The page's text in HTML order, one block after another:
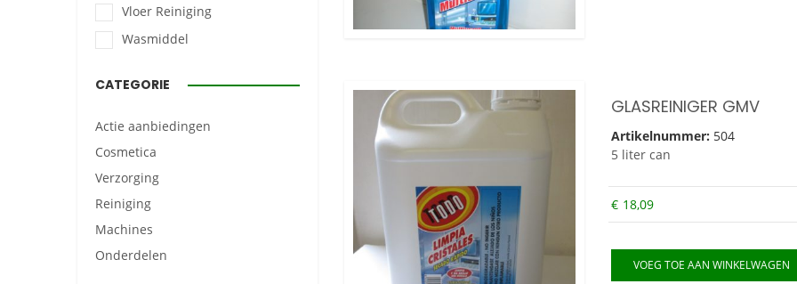
Vloer Reiniging
Wasmiddel
CATEGORIE
Actie aanbiedingen
Cosmetica
Verzorging
Reiniging
Machines
Onderdelen
GLASREINIGER GMV
Artikelnummer: 504
5 liter can
€ 18,09
VOEG TOE AAN WINKELWAGEN